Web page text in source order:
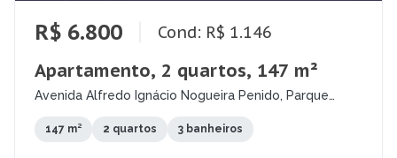
R$ 6.800 Cond: R$ 1.146
Apartamento, 2 quartos, 147 m²
Avenida Alfredo Ignácio Nogueira Penido, Parque
147 m² 2 quartos 3 banheiros